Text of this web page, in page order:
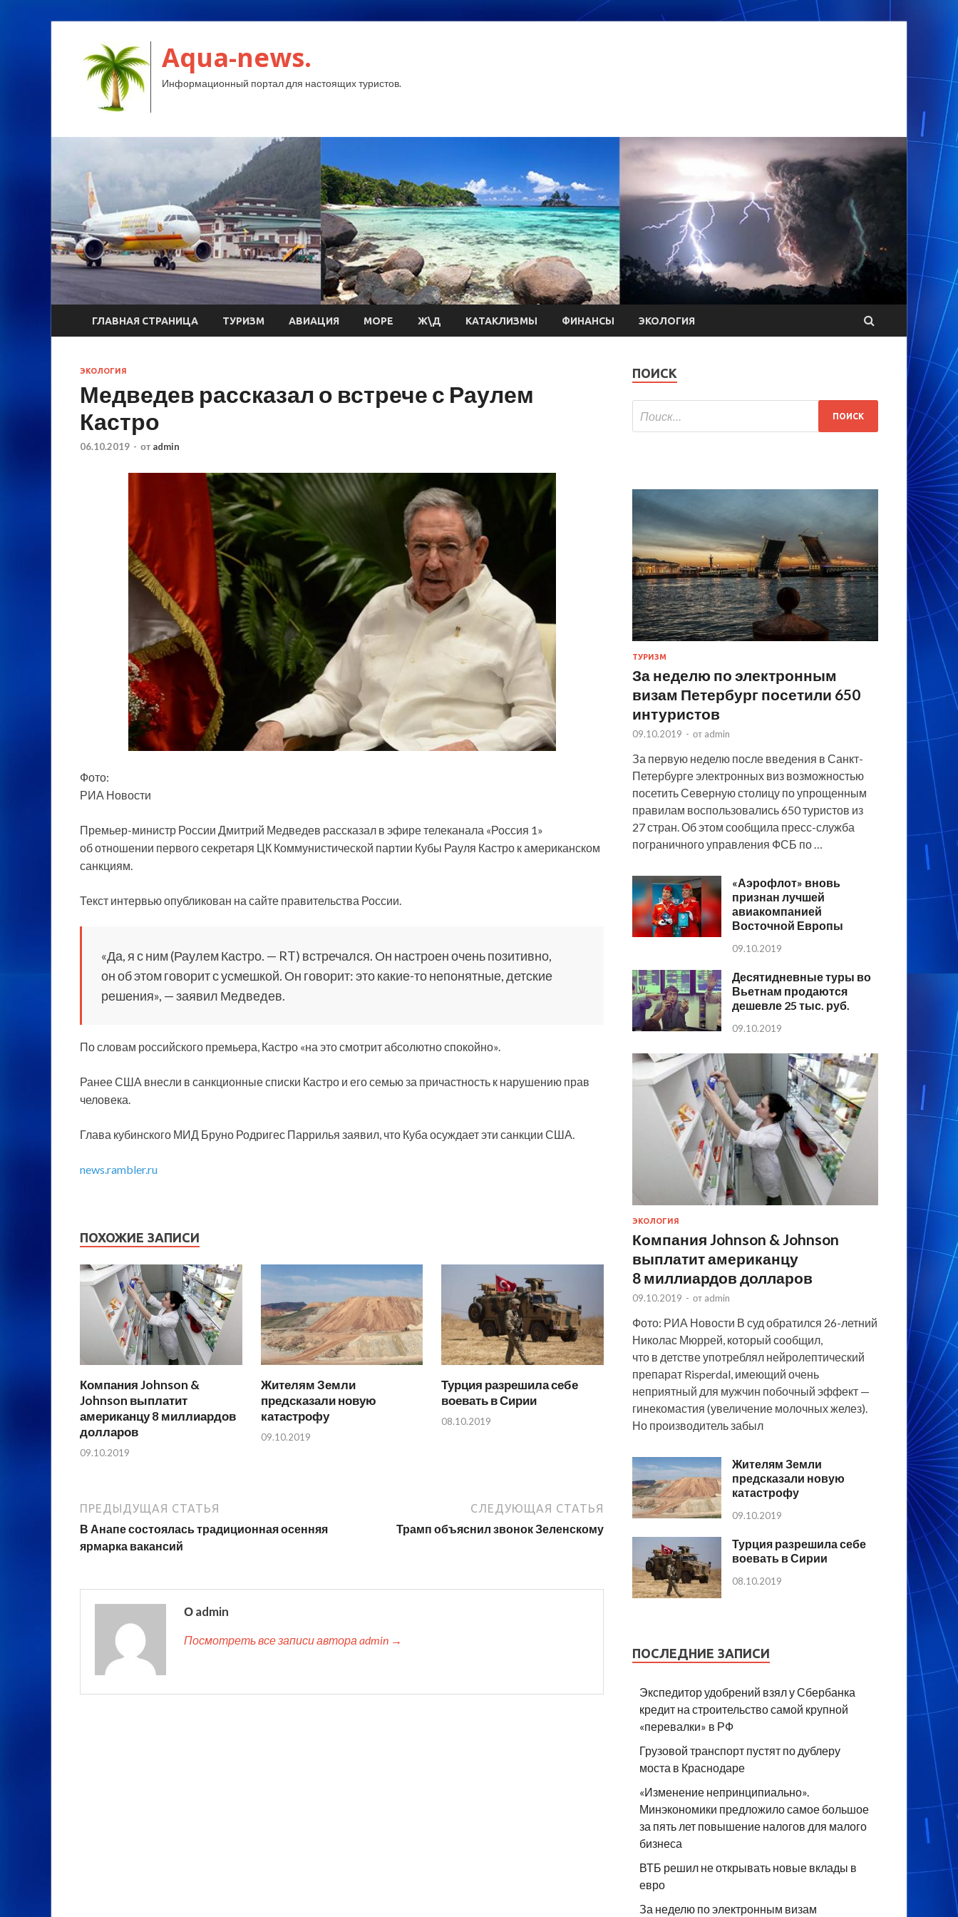
Aqua-news.
Информационный портал для настоящих туристов.
ГЛАВНАЯ СТРАНИЦА ТУРИЗМ АВИАЦИЯ МОРЕ Ж\Д КАТАКЛИЗМЫ ФИНАНСЫ ЭКОЛОГИЯ
ЭКОЛОГИЯ
Медведев рассказал о встрече с Раулем
Кастро
06.10.2019 - от admin
Фото:
РИА Новости
Премьер-министр России Дмитрий Медведев рассказал в эфире телеканала «Россия 1»
об отношении первого секретаря ЦК Коммунистической партии Кубы Рауля Кастро к американском
санкциям.
Текст интервью опубликован на сайте правительства России.
«Да, я с ним (Раулем Кастро. — RT) встречался. Он настроен очень позитивно,
он об этом говорит с усмешкой. Он говорит: это какие-то непонятные, детские
решения», — заявил Медведев.
По словам российского премьера, Кастро «на это смотрит абсолютно спокойно».
Ранее США внесли в санкционные списки Кастро и его семью за причастность к нарушению прав
человека.
Глава кубинского МИД Бруно Родригес Паррилья заявил, что Куба осуждает эти санкции США.
news.rambler.ru
ПОХОЖИЕ ЗАПИСИ
Компания Johnson &
Johnson выплатит
американцу 8 миллиардов
долларов
09.10.2019
Жителям Земли
предсказали новую
катастрофу
09.10.2019
Турция разрешила себе
воевать в Сирии
08.10.2019
ПРЕДЫДУЩАЯ СТАТЬЯ
В Анапе состоялась традиционная осенняя
ярмарка вакансий
СЛЕДУЮЩАЯ СТАТЬЯ
Трамп объяснил звонок Зеленскому
О admin
Посмотреть все записи автора admin →
ПОИСК
ТУРИЗМ
За неделю по электронным
визам Петербург посетили 650
интуристов
09.10.2019 - от admin
За первую неделю после введения в Санкт-
Петербурге электронных виз возможностью
посетить Северную столицу по упрощенным
правилам воспользовались 650 туристов из
27 стран. Об этом сообщила пресс-служба
пограничного управления ФСБ по …
«Аэрофлот» вновь
признан лучшей
авиакомпанией
Восточной Европы
09.10.2019
Десятидневные туры во
Вьетнам продаются
дешевле 25 тыс. руб.
09.10.2019
ЭКОЛОГИЯ
Компания Johnson & Johnson
выплатит американцу
8 миллиардов долларов
09.10.2019 - от admin
Фото: РИА Новости В суд обратился 26-летний
Николас Мюррей, который сообщил,
что в детстве употреблял нейролептический
препарат Risperdal, имеющий очень
неприятный для мужчин побочный эффект —
гинекомастия (увеличение молочных желез).
Но производитель забыл
Жителям Земли
предсказали новую
катастрофу
09.10.2019
Турция разрешила себе
воевать в Сирии
08.10.2019
ПОСЛЕДНИЕ ЗАПИСИ
Экспедитор удобрений взял у Сбербанка
кредит на строительство самой крупной
«перевалки» в РФ
Грузовой транспорт пустят по дублеру
моста в Краснодаре
«Изменение непринципиально».
Минэкономики предложило самое большое
за пять лет повышение налогов для малого
бизнеса
ВТБ решил не открывать новые вклады в
евро
За неделю по электронным визам